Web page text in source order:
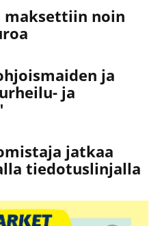
maksettiin noin
ja
ja
jatkaa
tiedotuslinjalla